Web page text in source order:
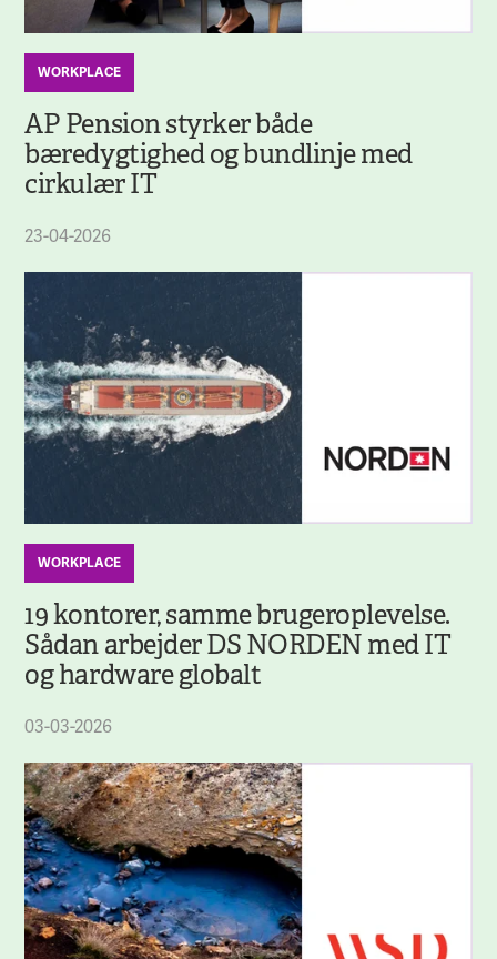
WORKPLACE
AP Pension styrker både
bæredygtighed og bundlinje med
cirkulær IT
23-04-2026
WORKPLACE
19 kontorer, samme brugeroplevelse.
Sådan arbejder DS NORDEN med IT
og hardware globalt
03-03-2026